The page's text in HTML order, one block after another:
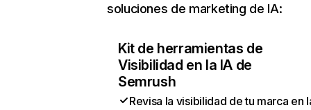
soluciones de marketing de IA:
Kit de herramientas de
Visibilidad en la IA de
Semrush
Revisa la visibilidad de tu marca en